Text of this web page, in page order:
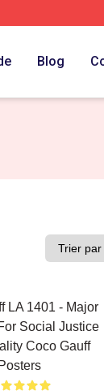
Blog
LA 1401 - Major
Social Justice
Coco Gauff
Posters